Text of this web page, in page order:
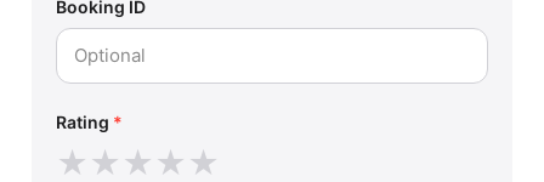
Booking ID
Rating *
★★★★★